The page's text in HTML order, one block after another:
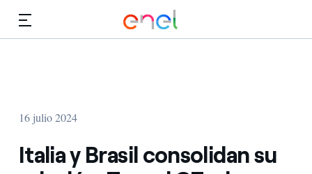
16 julio 2024
Italia y Brasil consolidan su